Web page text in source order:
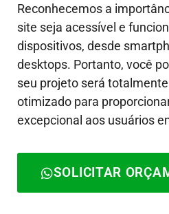
Reconhecemos a
site seja acessível e
dispositivos, desde
desktops. Portanto, você
seu projeto será
otimizado para
excepcional aos usuários
SOLICITAR